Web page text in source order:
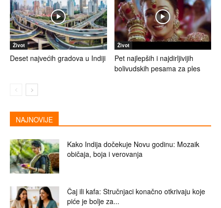
Život
Deset najvećih gradova u Indiji
Život
Pet najlepših i najdirljivijih
bolivudskih pesama za ples
NAJNOVIJE
Kako Indija dočekuje Novu godinu: Mozaik
običaja, boja i verovanja
Čaj ili kafa: Stručnjaci konačno otkrivaju koje
piće je bolje za...